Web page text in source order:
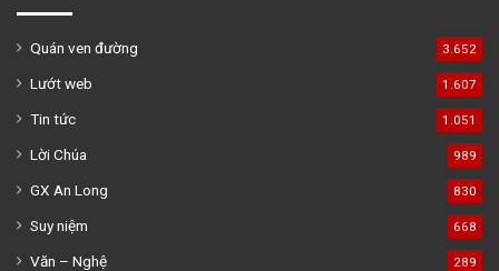
Quán ven đường 3.652
Lướt web 1.607
Tin tức 1.051
Lời Chúa 989
GX An Long 830
Suy niệm 668
Văn – Nghệ 289